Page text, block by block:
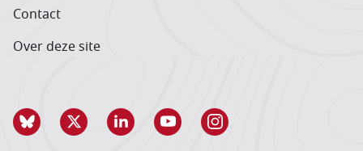
Contact
Over deze site